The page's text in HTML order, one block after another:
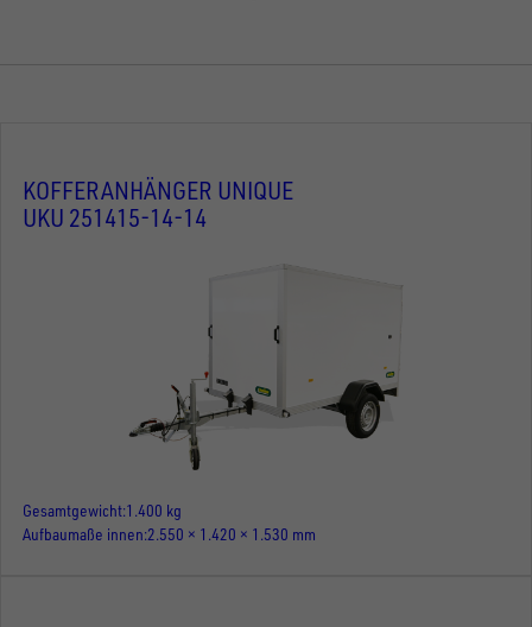
KOFFERANHÄNGER UNIQUE
UKU 251415-14-14
Gesamtgewicht 1.400 kg
Aufbaumaße innen 2.550 × 1.420 × 1.530 mm